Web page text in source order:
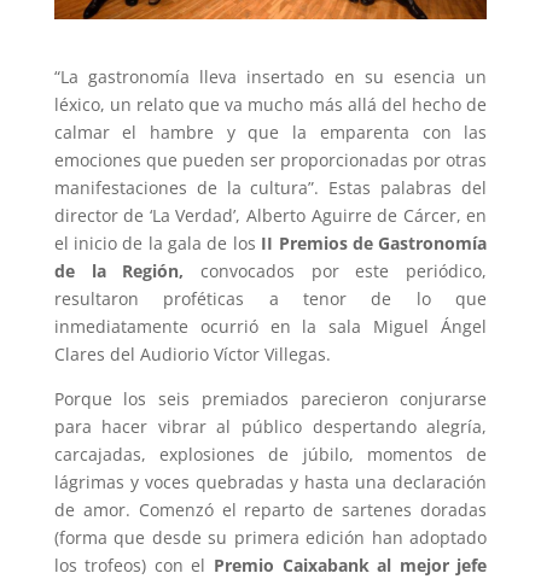
“La gastronomía lleva insertado en su esencia un
léxico, un relato que va mucho más allá del hecho de
calmar el hambre y que la emparenta con las
emociones que pueden ser proporcionadas por otras
manifestaciones de la cultura”. Estas palabras del
director de ‘La Verdad’, Alberto Aguirre de Cárcer, en
el inicio de la gala de los II Premios de Gastronomía
de la Región, convocados por este periódico,
resultaron proféticas a tenor de lo que
inmediatamente ocurrió en la sala Miguel Ángel
Clares del Audiorio Víctor Villegas.
Porque los seis premiados parecieron conjurarse
para hacer vibrar al público despertando alegría,
carcajadas, explosiones de júbilo, momentos de
lágrimas y voces quebradas y hasta una declaración
de amor. Comenzó el reparto de sartenes doradas
(forma que desde su primera edición han adoptado
los trofeos) con el Premio Caixabank al mejor jefe